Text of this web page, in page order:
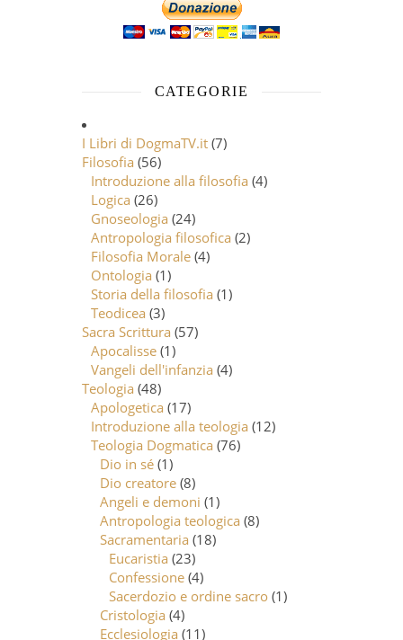
CATEGORIE
I Libri di DogmaTV.it (7)
Filosofia (56)
Introduzione alla filosofia (4)
Logica (26)
Gnoseologia (24)
Antropologia filosofica (2)
Filosofia Morale (4)
Ontologia (1)
Storia della filosofia (1)
Teodicea (3)
Sacra Scrittura (57)
Apocalisse (1)
Vangeli dell'infanzia (4)
Teologia (48)
Apologetica (17)
Introduzione alla teologia (12)
Teologia Dogmatica (76)
Dio in sé (1)
Dio creatore (8)
Angeli e demoni (1)
Antropologia teologica (8)
Sacramentaria (18)
Eucaristia (23)
Confessione (4)
Sacerdozio e ordine sacro (1)
Cristologia (4)
Ecclesiologia (11)